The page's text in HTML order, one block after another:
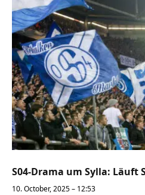
S04-Drama um Sylla: Läuft
10. October, 2025 – 12:53